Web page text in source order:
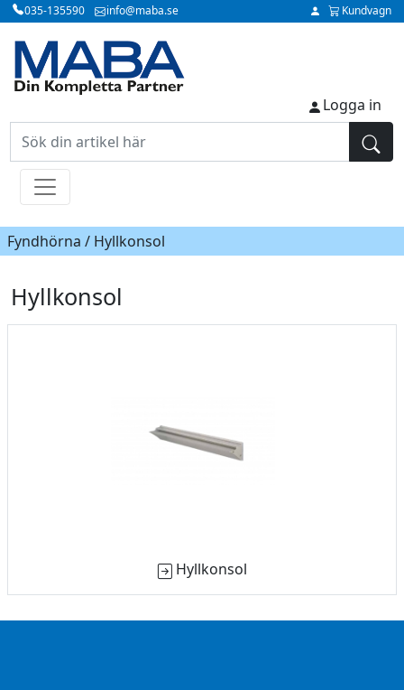
035-135590 info@maba.se Kundvagn
Logga in
Fyndhörna / Hyllkonsol
Hyllkonsol
Hyllkonsol